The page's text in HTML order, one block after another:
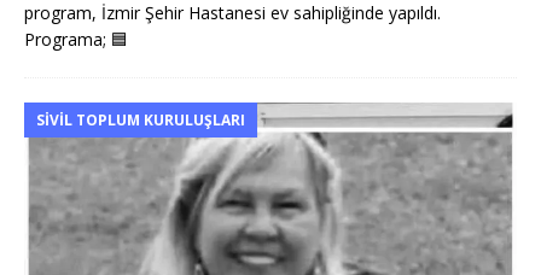
program, İzmir Şehir Hastanesi ev sahipliğinde yapıldı.
Programa; 🟦
SIVIL TOPLUM KURULUŞLARI